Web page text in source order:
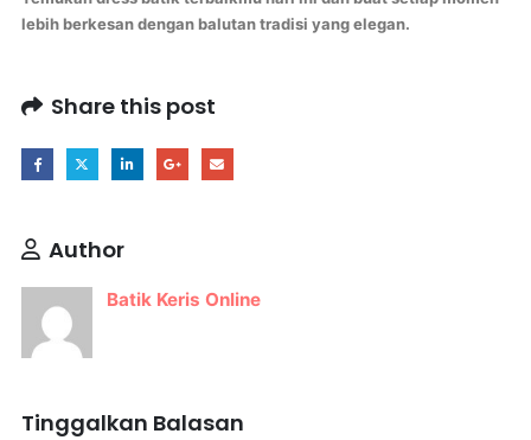
lebih berkesan dengan balutan tradisi yang elegan.
Share this post
Author
Batik Keris Online
Tinggalkan Balasan